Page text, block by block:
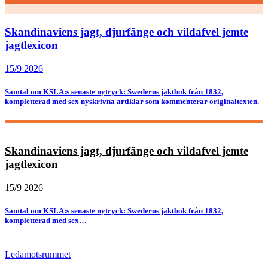
Skandinaviens jagt, djurfänge och vildafvel jemte
jagtlexicon
15/9 2026
Samtal om KSLA:s senaste nytryck: Swederus jaktbok från 1832,
kompletterad med sex nyskrivna artiklar som kommenterar originaltexten.
Skandinaviens jagt, djurfänge och vildafvel jemte
jagtlexicon
15/9 2026
Samtal om KSLA:s senaste nytryck: Swederus jaktbok från 1832,
kompletterad med sex…
Ledamotsrummet